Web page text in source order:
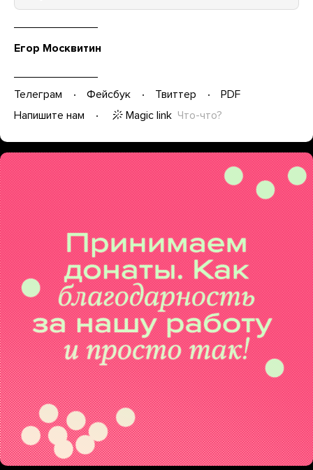
Егор Москвитин
Телеграм Фейсбук Твиттер
PDF
Напишите нам
Magic link Что-что?